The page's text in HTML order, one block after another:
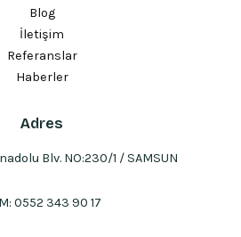
Blog
İletişim
Referanslar
Haberler
Adres
Blv. NO:230/1 / SAMSUN
0552 343 90 17